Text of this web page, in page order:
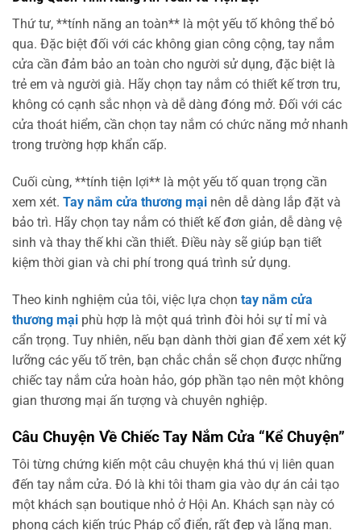
Thứ tư, **tính năng an toàn** là một yếu tố không thể bỏ
qua. Đặc biệt đối với các không gian công cộng, tay nắm
cửa cần đảm bảo an toàn cho người sử dụng, đặc biệt là
trẻ em và người già. Hãy chọn tay nắm có thiết kế trơn tru,
không có cạnh sắc nhọn và dễ dàng đóng mở. Đối với các
cửa thoát hiểm, cần chọn tay nắm có chức năng mở nhanh
trong trường hợp khẩn cấp.
Cuối cùng, **tính tiện lợi** là một yếu tố quan trọng cần
xem xét. Tay nắm cửa thương mại nên dễ dàng lắp đặt và
bảo trì. Hãy chọn tay nắm có thiết kế đơn giản, dễ dàng vệ
sinh và thay thế khi cần thiết. Điều này sẽ giúp bạn tiết
kiệm thời gian và chi phí trong quá trình sử dụng.
Theo kinh nghiệm của tôi, việc lựa chọn tay nắm cửa
thương mại phù hợp là một quá trình đòi hỏi sự tỉ mỉ và
cẩn trọng. Tuy nhiên, nếu bạn dành thời gian để xem xét kỹ
lưỡng các yếu tố trên, bạn chắc chắn sẽ chọn được những
chiếc tay nắm cửa hoàn hảo, góp phần tạo nên một không
gian thương mại ấn tượng và chuyên nghiệp.
Câu Chuyện Về Chiếc Tay Nắm Cửa “Kể Chuyện”
Tôi từng chứng kiến một câu chuyện khá thú vị liên quan
đến tay nắm cửa. Đó là khi tôi tham gia vào dự án cải tạo
một khách sạn boutique nhỏ ở Hội An. Khách sạn này có
phong cách kiến trúc Pháp cổ điển, rất đẹp và lãng mạn.